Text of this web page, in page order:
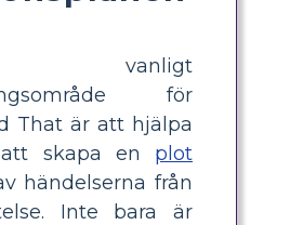
för
That är att hjälpa
skapa en plot
händelserna från
Inte bara är